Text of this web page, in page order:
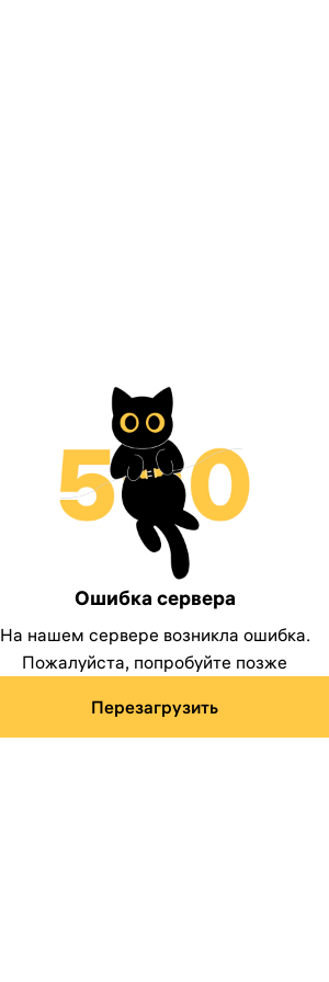
Ошибка сервера
На нашем сервере возникла ошибка.
Пожалуйста, попробуйте позже
Перезагрузить